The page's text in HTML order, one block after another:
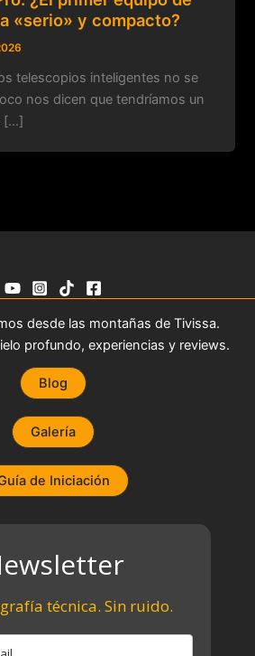
«serio» y compacto?
telescopios inteligentes no se
nos dicen que tendríamos un
[…]
desde las montañas de Tivissa.
profundo, experiencias y reviews.
Blog
Galería
de Iniciación
técnica. Sin ruido.